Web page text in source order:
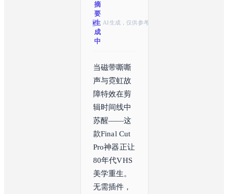
摘
要
生
成
中
AI生成，仅供参考
当磁带嘶嘶
声与霓虹故
障特效在剪
辑时间线中
苏醒——这
款Final Cut
Pro神器正让
80年代VHS
美学重生。
无需插件，